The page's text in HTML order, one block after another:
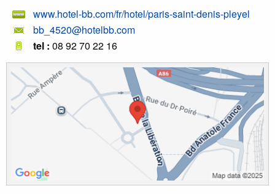
www.hotel-bb.com/fr/hotel/paris-saint-denis-pleyel
bb_4520@hotelbb.com
tel : 08 92 70 22 16